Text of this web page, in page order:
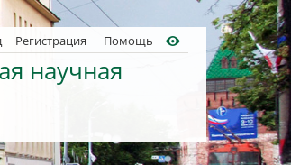
Регистрация Помощь
научная